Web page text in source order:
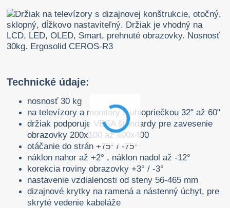
Technické údaje:
nosnosť 30 kg
na televízory a monitory s uhlopriečkou 32" až 60"
držiak podporuje VESA štandardy pre zavesenie
obrazovky 200x100 až 400x400
otáčanie do strán +75° / -75°
náklon nahor až +2° , náklon nadol až -12°
korekcia roviny obrazovky +3° / -3°
nastavenie vzdialenosti od steny 56-465 mm
dizajnové krytky na ramená a nástenný úchyt, pre
skryté vedenie kabeláže